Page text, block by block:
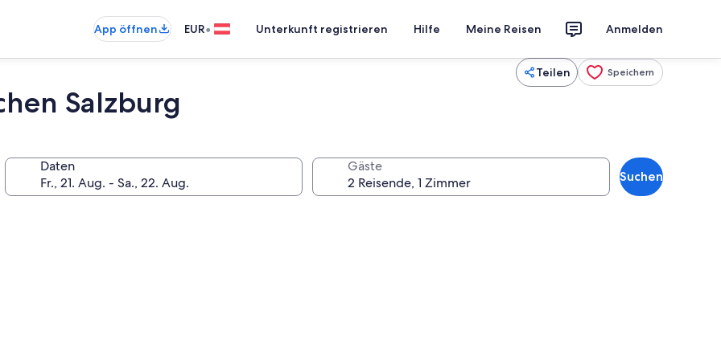
App öffnen EUR• Unterkunft registrieren Hilfe Meine Reisen Anmelden
Teilen Speichern
Salzburg
Daten Gäste
Suchen